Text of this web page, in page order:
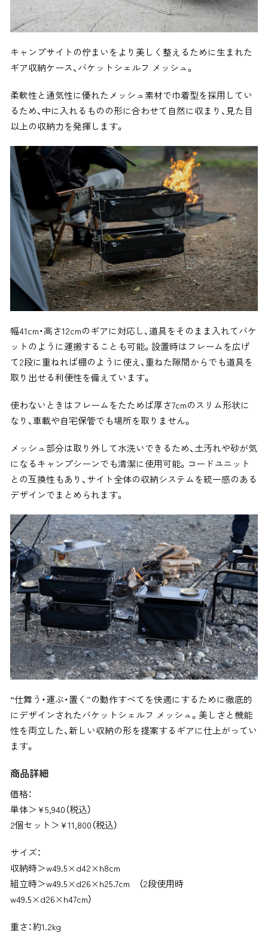
キャンプサイトの佇まいをより美しく整えるために生まれた
ギア収納ケース、バケットシェルフ メッシュ。
柔軟性と通気性に優れたメッシュ素材で巾着型を採用してい
るため、中に入れるものの形に合わせて自然に収まり、見た目
以上の収納力を発揮します。
幅41cm・高さ12cmのギアに対応し、道具をそのまま入れてバケ
ットのように運搬することも可能。設置時はフレームを広げ
て2段に重ねれば棚のように使え、重ねた隙間からでも道具を
取り出せる利便性を備えています。
使わないときはフレームをたためば厚さ7cmのスリム形状に
なり、車載や自宅保管でも場所を取りません。
メッシュ部分は取り外して水洗いできるため、土汚れや砂が気
になるキャンプシーンでも清潔に使用可能。コードユニット
との互換性もあり、サイト全体の収納システムを統一感のある
デザインでまとめられます。
“仕舞う・運ぶ・置く”の動作すべてを快適にするために徹底的
にデザインされたバケットシェルフ メッシュ。美しさと機能
性を両立した、新しい収納の形を提案するギアに仕上がってい
ます。
商品詳細
価格：
単体＞¥5,940（税込）
2個セット＞¥11,800（税込）
サイズ：
収納時＞w49.5×d42×h8cm
組立時＞w49.5×d26×h25.7cm （2段使用時
w49.5×d26×h47cm）
重さ：約1.2kg